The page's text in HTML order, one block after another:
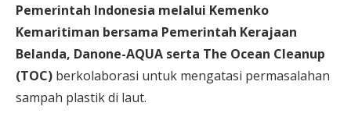
Pemerintah Indonesia melalui Kemenko
Kemaritiman bersama Pemerintah Kerajaan
Belanda, Danone-AQUA serta The Ocean Cleanup
(TOC) berkolaborasi untuk mengatasi permasalahan
sampah plastik di laut.